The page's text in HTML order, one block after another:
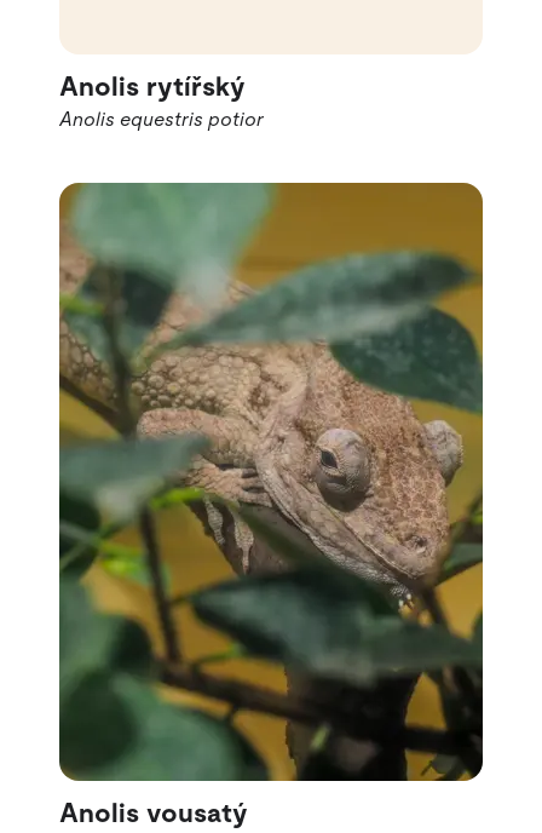
Anolis rytířský
Anolis equestris potior
Anolis vousatý